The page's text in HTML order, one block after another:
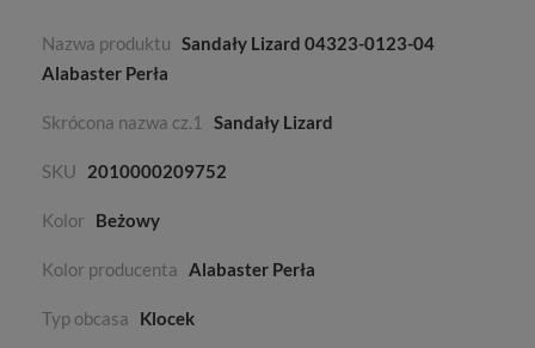
Nazwa produktu Sandały Lizard 04323-0123-04
Alabaster Perła
Skrócona nazwa cz.1 Sandały Lizard
SKU 2010000209752
Kolor Beżowy
Kolor producenta Alabaster Perła
Typ obcasa Klocek